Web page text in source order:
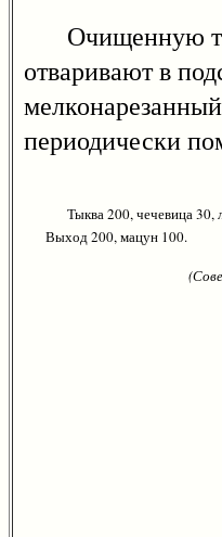
Очищенную
отваривают в
периодически
Тыква 200, чечевица 30,
Выход 200, мацун 100.